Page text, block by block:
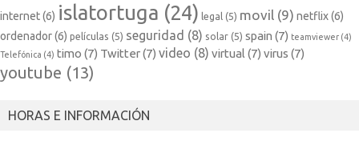
internet(6) islatortuga (24) legal (5) movil (9) netflix(6)
ordenador(6) películas (5) seguridad (8) solar (5) spain (7) teamviewer (4)
Telefónica (4) timo (7) Twitter(7) video (8) virtual (7) virus (7)
youtube (13)
HORAS E INFORMACIÓN